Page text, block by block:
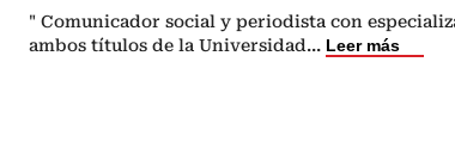
" Comunicador social y periodista con
ambos títulos de la Universidad... Leer más